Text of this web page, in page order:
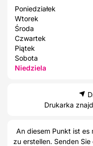
Poniedziałek
Wtorek
Środa
Czwartek
Piątek
Sobota
Niedziela
Drukarka
An diesem Punkt ist es
zu erstellen. Senden